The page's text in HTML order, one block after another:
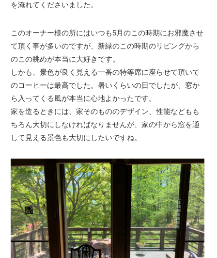
を淹れてくださいました。
このオーナー様の所にはいつも5月のこの時期にお邪魔させ
て頂く事が多いのですが、新緑のこの時期のリビングから
のこの眺めが本当に大好きです。
しかも、景色が良く見える一番の特等席に座らせて頂いて
のコーヒーは最高でした。暑いくらいの日でしたが、窓か
ら入ってくる風が本当に心地よかったです。
家を造るときには、家そのもののデザイン、性能などもも
ちろん大切にしなければなりませんが、家の中から窓を通
して見える景色も大切にしたいですね。